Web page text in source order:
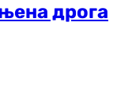
дрога